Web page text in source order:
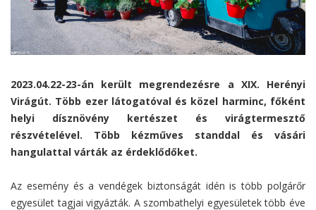
2023.04.22-23-án került megrendezésre a XIX. Herényi
Virágút. Több ezer látogatóval és közel harminc, főként
helyi dísznövény kertészet és virágtermesztő
részvételével. Több kézműves standdal és vásári
hangulattal várták az érdeklődőket.
Az esemény és a vendégek biztonságát idén is több polgárőr
egyesület tagjai vigyázták. A szombathelyi egyesületek több éve